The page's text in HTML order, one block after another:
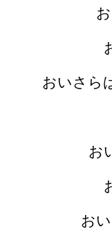
おいさら
お
お